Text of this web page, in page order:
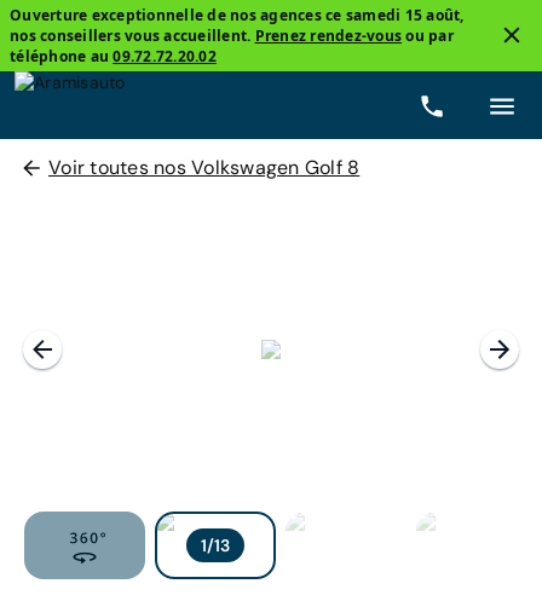
Ouverture exceptionnelle de nos agences ce samedi 15 août,
nos conseillers vous accueillent. Prenez rendez-vousou par
téléphone au09.72.72.20.02
Voir toutes nos Volkswagen Golf 8